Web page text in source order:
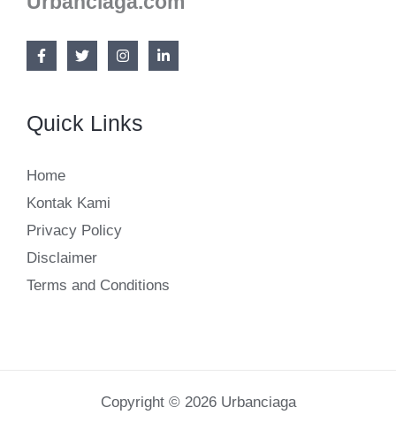
Quick Links
Home
Kontak Kami
Privacy Policy
Disclaimer
Terms and Conditions
Copyright © 2026 Urbanciaga